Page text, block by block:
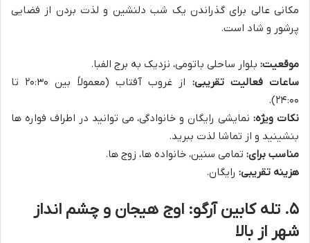
مکانی عالی برای گذراندن یک شب دلنشین و لذت بردن از فضایی
پرشور و شاد است.
موقعیت: بلوار ساحلی باتومی، نزدیک به برج الفبا.
ساعات فعالیت تقریبی:
از غروب آفتاب (معمولاً بین ۲۰:۳۰ تا
۲۴:۰۰).
نکات ویژه:نمایشی رایگان و خانوادگی، می توانید در اطراف فواره ها
بنشینید و از تماشا لذت ببرید.
مناسب برای: تمامی سنین، خانواده ها، زوج ها.
هزینه تقریبی: رایگان.
۵. تله کابین آرگو: اوج هیجان و چشم انداز
شهر از بالا